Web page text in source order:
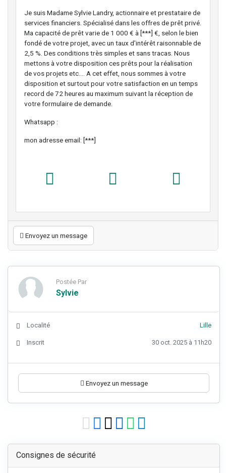
Je suis Madame Sylvie Landry, actionnaire et prestataire de
services financiers. Spécialisé dans les offres de prêt privé.
Ma capacité de prêt varie de 1 000 € à [***] €, selon le bien
fondé de votre projet, avec un taux d'intérêt raisonnable de
2,5 %. Des conditions très simples et sans tracas. Nous
mettons à votre disposition ces prêts pour la réalisation
de vos projets etc.... A cet effet, nous sommes à votre
disposition et surtout pour votre satisfaction en un temps
record de 72 heures au maximum suivant la réception de
votre formulaire de demande.
Whatsapp :
mon adresse email: [***]
Envoyez un message
Postée Par
Sylvie
Localité Lille
Inscrit 30 oct. 2025 à 11h20
Envoyez un message
Consignes de sécurité